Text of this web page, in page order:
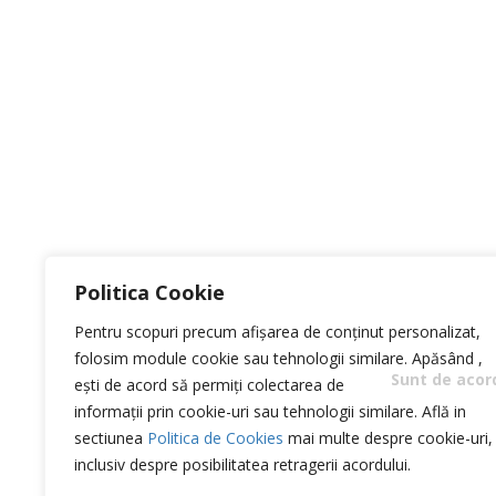
Politica Cookie
Pentru scopuri precum afișarea de conținut personalizat,
folosim module cookie sau tehnologii similare. Apăsând
Sunt de
,
ești de acord să permiți colectarea de
informații prin cookie-uri sau tehnologii similare. Află in
sectiunea Politica de Cookies mai multe despre cookie-uri,
inclusiv despre posibilitatea retragerii acordului.